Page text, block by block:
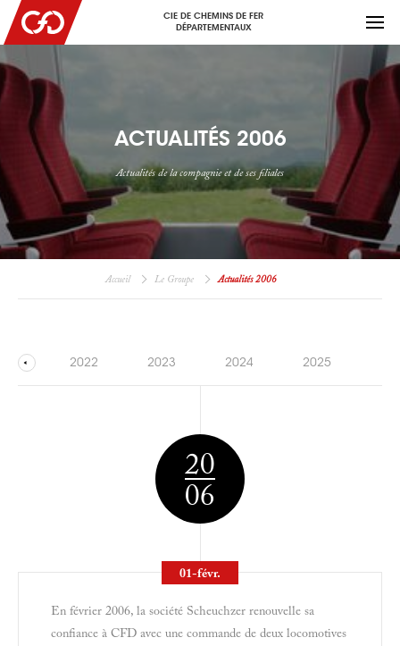
CIE DE CHEMINS DE FER
DÉPARTEMENTAUX
ACTUALITÉS 2006
Actualités de la compagnie et de ses filiales
Accueil Le Groupe Actualités 2006
2022 2023 2024 2025
20
06
01-févr.
En février 2006, la société Scheuchzer renouvelle sa
confiance à CFD avec une commande de deux locomotives